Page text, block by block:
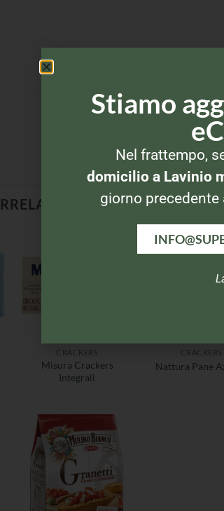
CRACKERS
Misura Crackers
Integrali
CRACKERS
Nattura Pane
Stiamo
Nel frattempo,
domicilio a Lavinio
giorno precedente